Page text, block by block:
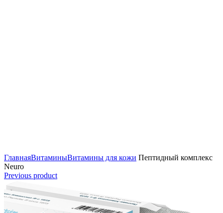
ГлавнаяВитаминыВитамины для кожи Пептидный комплекс
Neuro
Previous product